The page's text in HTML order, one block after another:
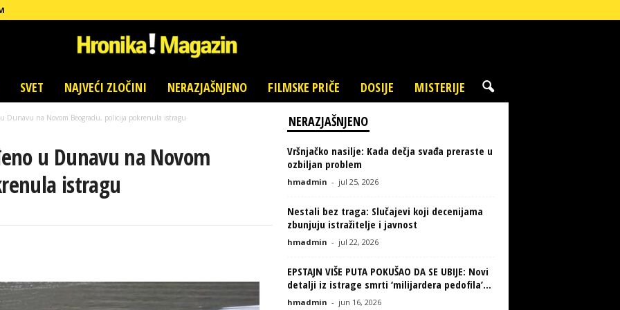
SVET NAJVEĆI ZLOČINI NERAZJAŠNJENO FILMSKE PRIČE DOSIJE MISTERIJE
Dunavu na Novom Beogradu, policija pokrenula istragu
u Dunavu na Novom
istragu
NERAZJAŠNJENO
Vršnjačko nasilje: Kada dečja svađa preraste u
ozbiljan problem
hmadmin - jul 25, 2026
Nestali bez traga: Slučajevi koji decenijama
zbunjuju istražitelje i javnost
hmadmin - jul 22, 2026
EPSTAJN VIŠE PUTA POKUŠAO DA SE UBIJE: Novi
detalji iz istrage smrti ‘milijardera pedofila’...
hmadmin - jun 16, 2026